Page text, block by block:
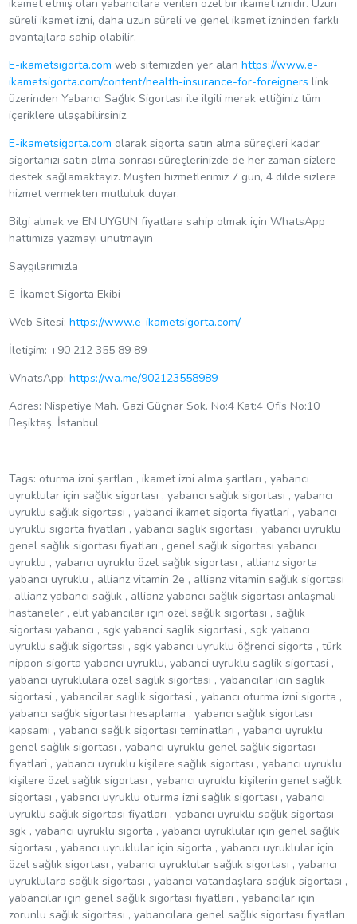
ikamet etmiş olan yabancılara verilen özel bir ikamet iznidir. Uzun
süreli ikamet izni, daha uzun süreli ve genel ikamet izninden farklı
avantajlara sahip olabilir.
E-ikametsigorta.com web sitemizden yer alan https://www.e-
ikametsigorta.com/content/health-insurance-for-foreigners link
üzerinden Yabancı Sağlık Sigortası ile ilgili merak ettiğiniz tüm
içeriklere ulaşabilirsiniz.
E-ikametsigorta.com olarak sigorta satın alma süreçleri kadar
sigortanızı satın alma sonrası süreçlerinizde de her zaman sizlere
destek sağlamaktayız. Müşteri hizmetlerimiz 7 gün, 4 dilde sizlere
hizmet vermekten mutluluk duyar.
Bilgi almak ve EN UYGUN fiyatlara sahip olmak için WhatsApp
hattımıza yazmayı unutmayın
Saygılarımızla
E-İkamet Sigorta Ekibi
Web Sitesi: https://www.e-ikametsigorta.com/
İletişim: +90 212 355 89 89
WhatsApp: https://wa.me/902123558989
Adres: Nispetiye Mah. Gazi Güçnar Sok. No:4 Kat:4 Ofis No:10
Beşiktaş, İstanbul
Tags: oturma izni şartları , ikamet izni alma şartları , yabancı
uyruklular için sağlık sigortası , yabancı sağlık sigortası , yabancı
uyruklu sağlık sigortası , yabanci ikamet sigorta fiyatlari , yabancı
uyruklu sigorta fiyatları , yabanci saglik sigortasi , yabancı uyruklu
genel sağlık sigortası fiyatları , genel sağlık sigortası yabancı
uyruklu , yabancı uyruklu özel sağlık sigortası , allianz sigorta
yabancı uyruklu , allianz vitamin 2e , allianz vitamin sağlık sigortası
, allianz yabancı sağlık , allianz yabancı sağlık sigortası anlaşmalı
hastaneler , elit yabancılar için özel sağlık sigortası , sağlık
sigortası yabancı , sgk yabanci saglik sigortasi , sgk yabancı
uyruklu sağlık sigortası , sgk yabancı uyruklu öğrenci sigorta , türk
nippon sigorta yabancı uyruklu, yabanci uyruklu saglik sigortasi ,
yabanci uyruklulara ozel saglik sigortasi , yabancilar icin saglik
sigortasi , yabancilar saglik sigortasi , yabancı oturma izni sigorta ,
yabancı sağlık sigortası hesaplama , yabancı sağlık sigortası
kapsamı , yabancı sağlık sigortası teminatları , yabancı uyruklu
genel sağlık sigortası , yabancı uyruklu genel sağlık sigortası
fiyatlari , yabancı uyruklu kişilere sağlık sigortası , yabancı uyruklu
kişilere özel sağlık sigortası , yabancı uyruklu kişilerin genel sağlık
sigortası , yabancı uyruklu oturma izni sağlık sigortası , yabancı
uyruklu sağlık sigortası fiyatları , yabancı uyruklu sağlık sigortası
sgk , yabancı uyruklu sigorta , yabancı uyruklular için genel sağlık
sigortası , yabancı uyruklular için sigorta , yabancı uyruklular için
özel sağlık sigortası , yabancı uyruklular sağlık sigortası , yabancı
uyruklulara sağlık sigortası , yabancı vatandaşlara sağlık sigortası ,
yabancılar için genel sağlık sigortası fiyatları , yabancılar için
zorunlu sağlık sigortası , yabancılara genel sağlık sigortası fiyatları